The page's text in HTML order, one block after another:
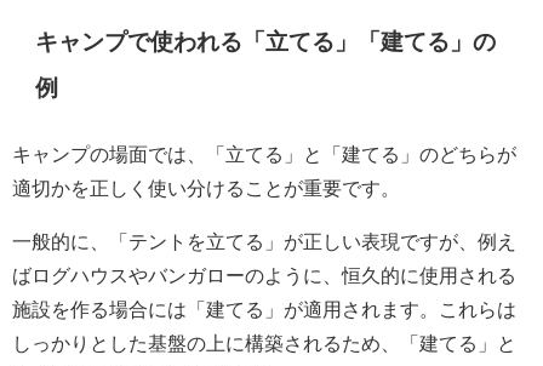
キャンプで使われる「立てる」「建てる」の
例
キャンプの場面では、「立てる」と「建てる」のどちらが
適切かを正しく使い分けることが重要です。
一般的に、「テントを立てる」が正しい表現ですが、例え
ばログハウスやバンガローのように、恒久的に使用される
施設を作る場合には「建てる」が適用されます。これらは
しっかりとした基盤の上に構築されるため、「建てる」と